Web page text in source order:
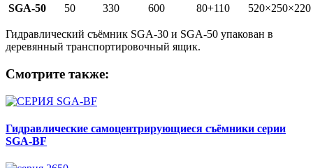
SGA-50
50 330 600 80+110 520×250×220
Гидравлический съёмник SGA-30 и SGA-50 упакован в
деревянный транспортировочный ящик.
Смотрите также:
Гидравлические самоцентрирующиеся съёмники серии
SGA-BF